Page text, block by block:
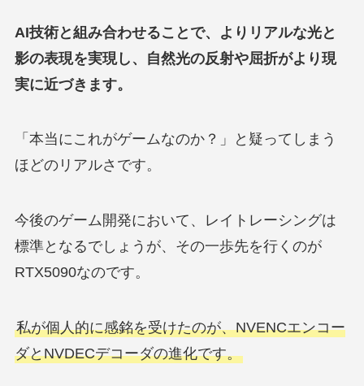
AI技術と組み合わせることで、よりリアルな光と
影の表現を実現し、自然光の反射や屈折がより現
実に近づきます。
「本当にこれがゲームなのか？」と疑ってしまう
ほどのリアルさです。
今後のゲーム開発において、レイトレーシングは
標準となるでしょうが、その一歩先を行くのが
RTX5090なのです。
私が個人的に感銘を受けたのが、NVENCエンコー
ダとNVDECデコーダの進化です。